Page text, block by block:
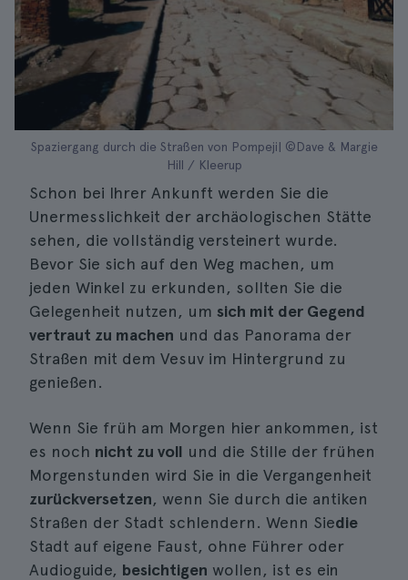
Spaziergang durch die Straßen von Pompeji| ©Dave & Margie
Hill / Kleerup
Schon bei Ihrer Ankunft werden Sie die
Unermesslichkeit der archäologischen Stätte
sehen, die vollständig versteinert wurde.
Bevor Sie sich auf den Weg machen, um
jeden Winkel zu erkunden, sollten Sie die
Gelegenheit nutzen, um sich mit der Gegend
vertraut zu machen und das Panorama der
Straßen mit dem Vesuv im Hintergrund zu
genießen.
Wenn Sie früh am Morgen hier ankommen, ist
es noch nicht zu voll und die Stille der frühen
Morgenstunden wird Sie in die Vergangenheit
zurückversetzen, wenn Sie durch die antiken
Straßen der Stadt schlendern. Wenn Siedie
Stadt auf eigene Faust, ohne Führer oder
Audioguide, besichtigen wollen, ist es ein